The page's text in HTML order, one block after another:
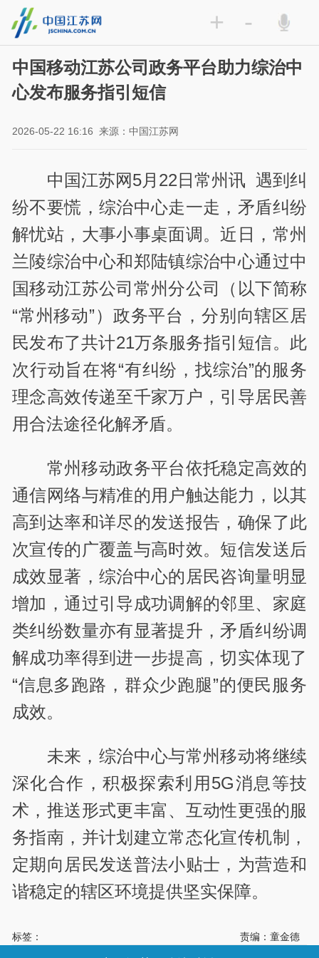
+ -
中国移动江苏公司政务平台助力综治中
心发布服务指引短信
2026-05-22 16:16 来源：中国江苏网
中国江苏网5月22日常州讯 遇到纠
纷不要慌，综治中心走一走，矛盾纠纷
解忧站，大事小事桌面调。近日，常州
兰陵综治中心和郑陆镇综治中心通过中
国移动江苏公司常州分公司（以下简称
“常州移动”）政务平台，分别向辖区居
民发布了共计21万条服务指引短信。此
次行动旨在将“有纠纷，找综治”的服务
理念高效传递至千家万户，引导居民善
用合法途径化解矛盾。
常州移动政务平台依托稳定高效的
通信网络与精准的用户触达能力，以其
高到达率和详尽的发送报告，确保了此
次宣传的广覆盖与高时效。短信发送后
成效显著，综治中心的居民咨询量明显
增加，通过引导成功调解的邻里、家庭
类纠纷数量亦有显著提升，矛盾纠纷调
解成功率得到进一步提高，切实体现了
“信息多跑路，群众少跑腿”的便民服务
成效。
未来，综治中心与常州移动将继续
深化合作，积极探索利用5G消息等技
术，推送形式更丰富、互动性更强的服
务指南，并计划建立常态化宣传机制，
定期向居民发送普法小贴士，为营造和
谐稳定的辖区环境提供坚实保障。
标签： 责编：童金德